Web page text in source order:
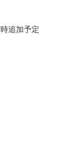
追加予定